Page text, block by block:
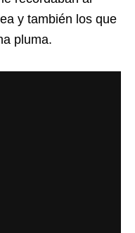
y también los que
pluma.